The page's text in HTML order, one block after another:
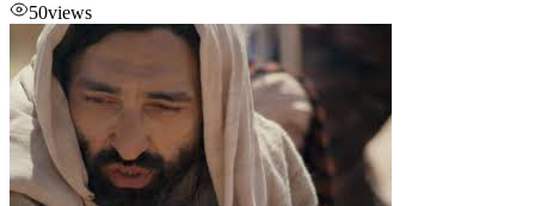
50views